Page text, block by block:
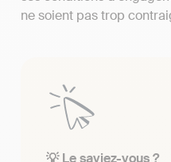
ne soient pas trop
💡 Le saviez-vous ?